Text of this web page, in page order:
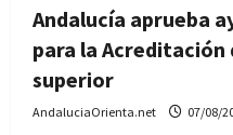
Andalucía aprueba
para la Acreditación
superior
AndaluciaOrienta.net 07/08/